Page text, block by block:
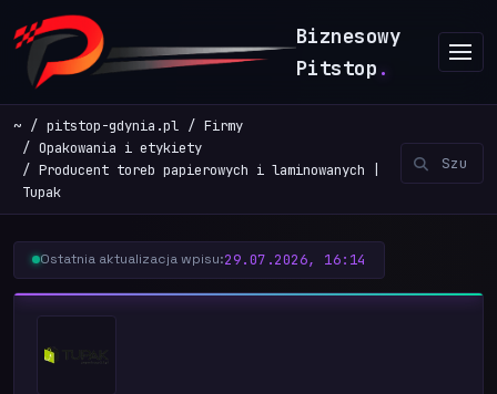
Biznesowy
Pitstop .
~ pitstop-gdynia.pl
Firmy
Opakowania i etykiety
Producent toreb papierowych i laminowanych |
Tupak
Ostatnia aktualizacja wpisu:29.07.2026, 16:14